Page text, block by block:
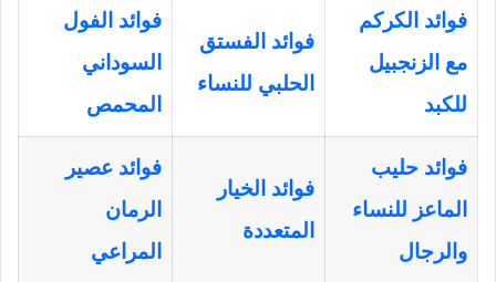
فوائد الكركم
مع الزنجبيل
للكبد
فوائد الفستق
الحلبي للنساء
فوائد الفول
السوداني
المحمص
فوائد حليب
الماعز للنساء
والرجال
فوائد الخيار
المتعددة
فوائد عصير
الرمان
المراعي